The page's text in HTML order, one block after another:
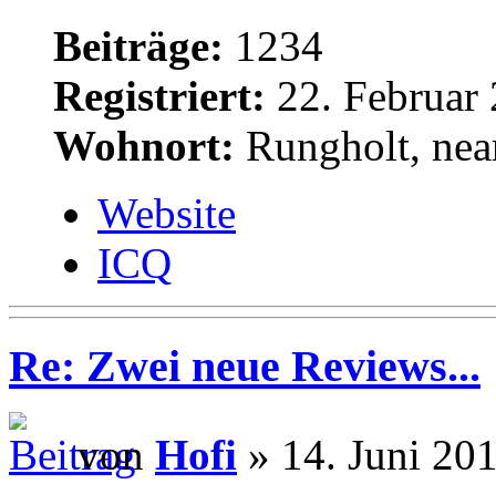
Beiträge: 1234
Registriert: 22. Februar
Wohnort: Rungholt,
Website
ICQ
Re: Zwei neue Reviews...
von Hofi » 14. Juni